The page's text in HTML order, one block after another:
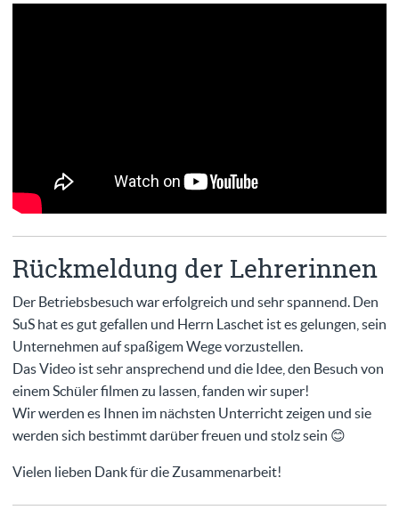
Rückmeldung der Lehrerinnen
Der Betriebsbesuch war erfolgreich und sehr spannend. Den
SuS hat es gut gefallen und Herrn Laschet ist es gelungen, sein
Unternehmen auf spaßigem Wege vorzustellen.
Das Video ist sehr ansprechend und die Idee, den Besuch von
einem Schüler filmen zu lassen, fanden wir super!
Wir werden es Ihnen im nächsten Unterricht zeigen und sie
werden sich bestimmt darüber freuen und stolz sein 😊
Vielen lieben Dank für die Zusammenarbeit!